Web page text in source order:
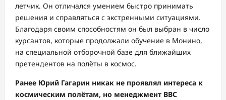
летчик. Он отличался умением быстро принимать
решения и справляться с экстренными ситуациями.
Благодаря своим способностям он был выбран в число
курсантов, которые продолжали обучение в Монино,
на специальной отборочной базе для ближайших
претендентов на полёты в космос.
Ранее Юрий Гагарин никак не проявлял интереса к
космическим полётам, но менеджмент ВВС